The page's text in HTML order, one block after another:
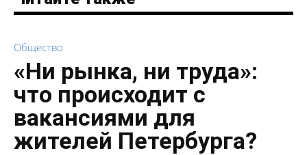
Общество
«Ни рынка, ни труда»:
что происходит с
вакансиями для
жителей Петербурга?